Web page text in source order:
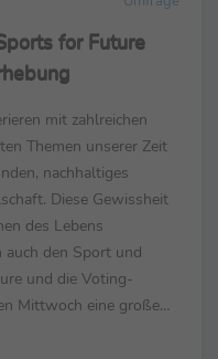
for Future
mit zahlreichen
Themen unserer Zeit
nachhaltiges
Diese Gewissheit
des Lebens
den Sport und
und die Voting-
Mittwoch eine große